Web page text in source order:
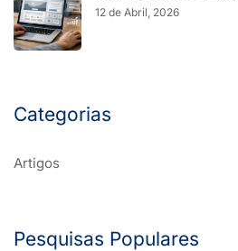
12 de Abril, 2026
Categorias
Artigos
Pesquisas Populares